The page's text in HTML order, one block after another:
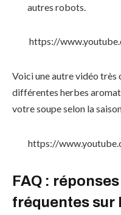
autres robots.
https://
Voici une autre vidéo
différentes herbes
votre soupe selon la
https://
FAQ :
fréquentes sur